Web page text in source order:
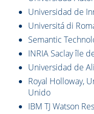
Universidad de
Universitá di
Semantic
INRIA Saclay île
Universidad de
Royal Holloway,
Unido
IBM TJ Watson